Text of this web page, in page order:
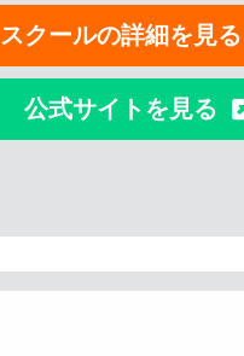
スクールの詳細を見る
公式サイトを見る